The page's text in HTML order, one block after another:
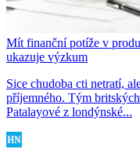
Mít finanční potíže v
ukazuje výzkum
Sice chudoba cti netratí,
příjemného. Tým
Patalayové z londýnské...